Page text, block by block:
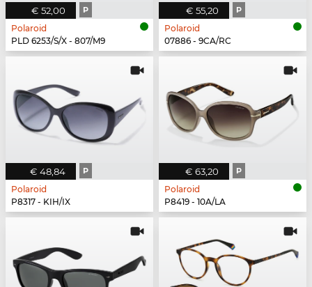
€ 52,00 P
Polaroid
PLD 6253/S/X - 807/M9
€ 55,20 P
Polaroid
07886 - 9CA/RC
€ 48,84 P
Polaroid
P8317 - KIH/IX
€ 63,20 P
Polaroid
P8419 - 10A/LA